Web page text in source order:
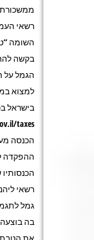
רשאי
בקשה
הגמל על
למצוא
בישראל
הכנסה
ההפקדה
רשאי
גמל
בה